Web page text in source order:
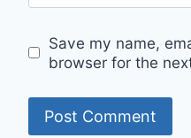
Save my name,
browser for the